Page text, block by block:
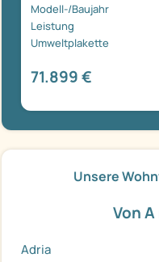
Modell-/Baujahr
Leistung
Umweltplakette
71.899 €
Unsere
Von
Adria